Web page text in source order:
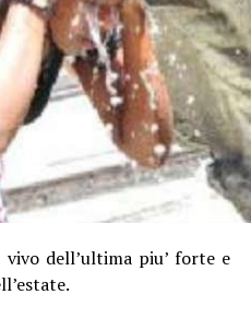
dell’ultima piu’ forte e